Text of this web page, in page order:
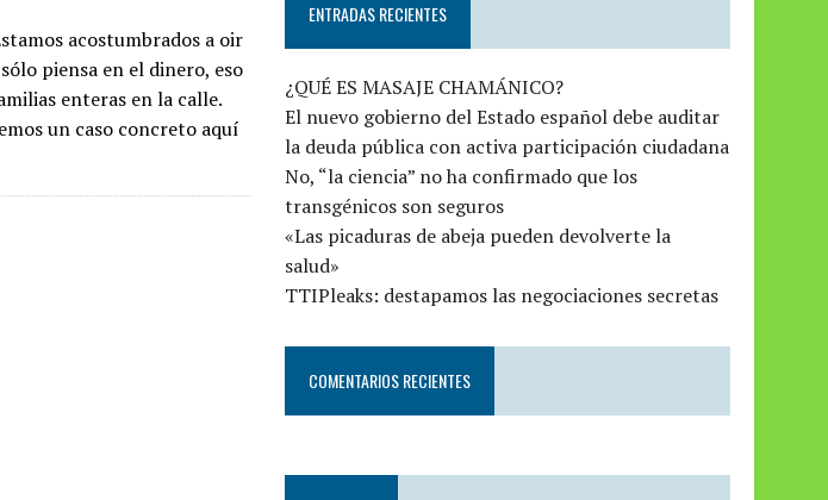
acostumbrados a oir
piensa en el dinero, eso
enteras en la calle.
un caso concreto aquí
ENTRADAS RECIENTES
¿QUÉ ES MASAJE CHAMÁNICO?
El nuevo gobierno del Estado español debe auditar
la deuda pública con activa participación ciudadana
No, “la ciencia” no ha confirmado que los
transgénicos son seguros
«Las picaduras de abeja pueden devolverte la
salud»
TTIPleaks: destapamos las negociaciones secretas
COMENTARIOS RECIENTES